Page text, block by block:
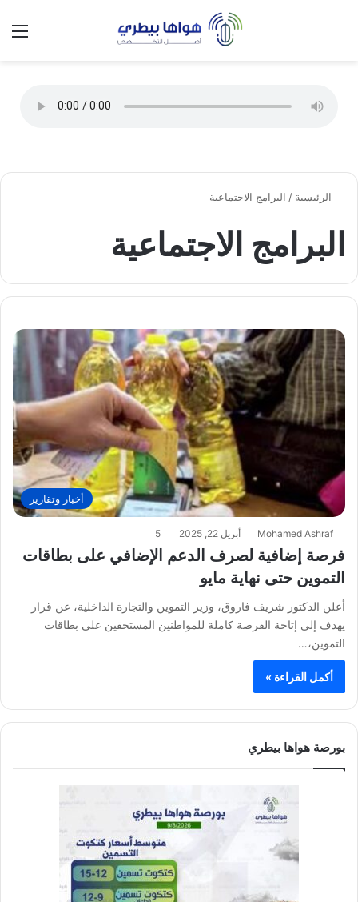
الوضع
الرئيسية / البرامج الاجتماعية
البرامج الاجتماعية
أخبار وتقارير
Mohamed Ashraf أبريل 22, 2025 5
فرصة إضافية لصرف الدعم الإضافي على بطاقات
التموين حتى نهاية مايو
أعلن الدكتور شريف فاروق، وزير التموين والتجارة الداخلية، عن قرار
يهدف إلى إتاحة الفرصة كاملة للمواطنين المستحقين على بطاقات
التموين،…
أكمل القراءة »
بورصة هواها بيطري